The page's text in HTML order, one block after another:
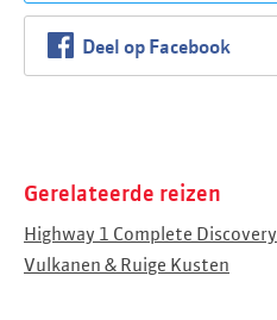
Deel op Facebook
Gerelateerde reizen
Highway 1 Complete Discovery
Vulkanen & Ruige Kusten